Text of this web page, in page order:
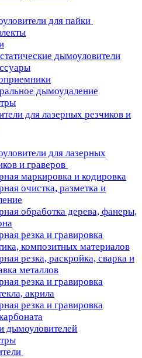
для пайки
дымоуловители
дымоудаление
для лазерных резчиков и
для лазерных
и граверов
маркировка и кодировка
очистка, разметка и
обработка дерева, фанеры,
резка и гравировка
композитных материалов
резка, раскройка, сварка и
металлов
резка и гравировка
акрила
резка и гравировка
дымоуловителей